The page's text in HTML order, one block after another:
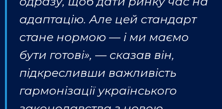
адаптацію. Але цей стандарт
стане нормою — і ми маємо
бути готові», — сказав він,
підкресливши важливість
гармонізації українського